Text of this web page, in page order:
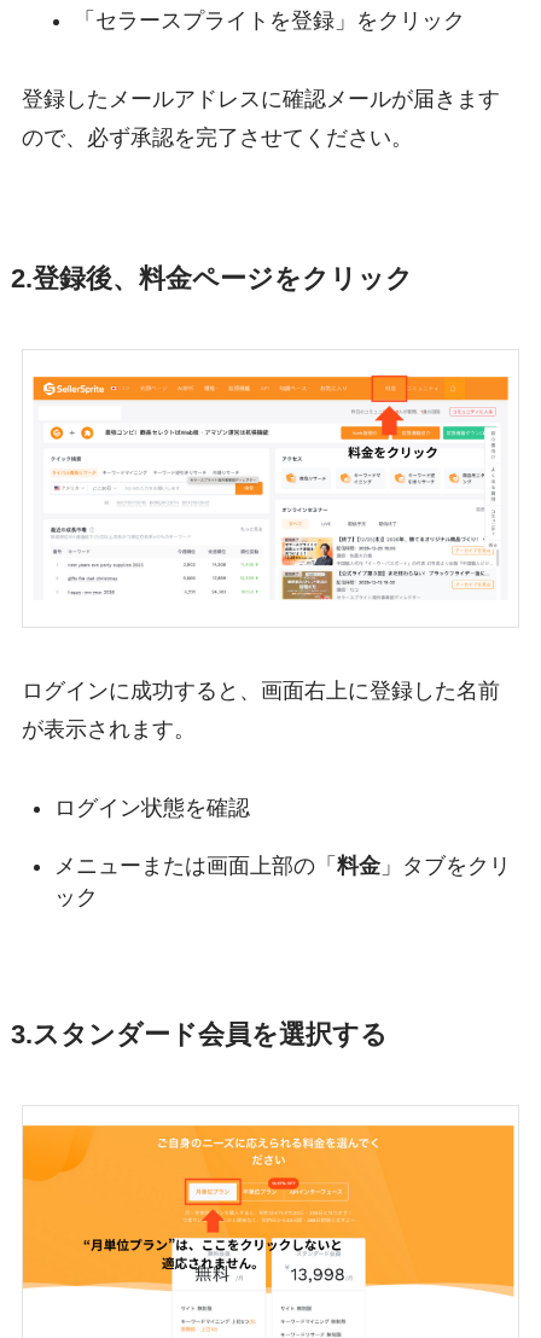
「セラースプライトを登録」をクリック
登録したメールアドレスに確認メールが届きます
ので、必ず承認を完了させてください。
2.登録後、料金ページをクリック
ログインに成功すると、画面右上に登録した名前
が表示されます。
ログイン状態を確認
メニューまたは画面上部の「 料金」タブをクリ
ック
3.スタンダード会員を選択する